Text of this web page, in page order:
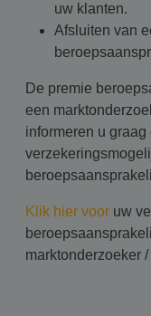
uw klanten.
Afsluiten van
De premie
een
informeren u graag
Klik hier voor uw
marktonderzoeker